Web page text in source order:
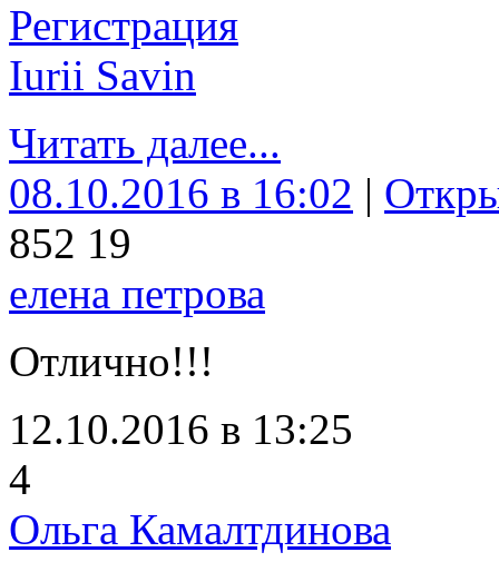
Регистрация
Iurii Savin
Читать далее...
08.10.2016 в 16:02 |
852 19
елена петрова
Отлично!!!
12.10.2016 в 13:25
4
Ольга Камалтдинова